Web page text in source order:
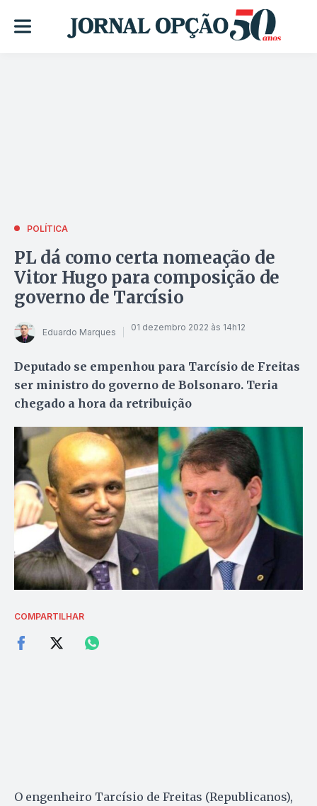
POLÍTICA
PL dá como certa nomeação de
Vitor Hugo para composição de
governo de Tarcísio
Eduardo Marques 01 dezembro 2022 às 14h12
Deputado se empenhou para Tarcísio de Freitas
ser ministro do governo de Bolsonaro. Teria
chegado a hora da retribuição
COMPARTILHAR
O engenheiro Tarcísio de Freitas (Republicanos),